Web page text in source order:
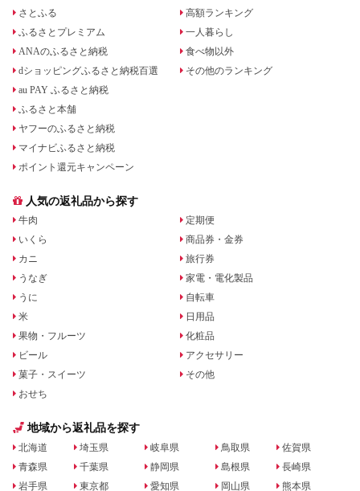
さとふる
ふるさとプレミアム
ANAのふるさと納税
dショッピングふるさと納税百選
au PAY ふるさと納税
ふるさと本舗
ヤフーのふるさと納税
マイナビふるさと納税
ポイント還元キャンペーン
高額ランキング
一人暮らし
食べ物以外
その他のランキング
人気の返礼品から探す
牛肉
いくら
カニ
うなぎ
うに
米
果物・フルーツ
ビール
菓子・スイーツ
おせち
定期便
商品券・金券
旅行券
家電・電化製品
自転車
日用品
化粧品
アクセサリー
その他
地域から返礼品を探す
北海道
青森県
岩手県
埼玉県
千葉県
東京都
岐阜県
静岡県
愛知県
鳥取県
島根県
岡山県
佐賀県
長崎県
熊本県